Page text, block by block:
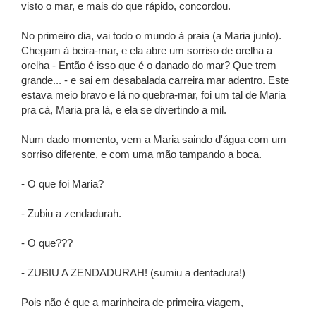
visto o mar, e mais do que rápido, concordou.
No primeiro dia, vai todo o mundo à praia (a Maria junto).
Chegam à beira-mar, e ela abre um sorriso de orelha a
orelha - Então é isso que é o danado do mar? Que trem
grande... - e sai em desabalada carreira mar adentro. Este
estava meio bravo e lá no quebra-mar, foi um tal de Maria
pra cá, Maria pra lá, e ela se divertindo a mil.
Num dado momento, vem a Maria saindo d'água com um
sorriso diferente, e com uma mão tampando a boca.
- O que foi Maria?
- Zubiu a zendadurah.
- O que???
- ZUBIU A ZENDADURAH! (sumiu a dentadura!)
Pois não é que a marinheira de primeira viagem,